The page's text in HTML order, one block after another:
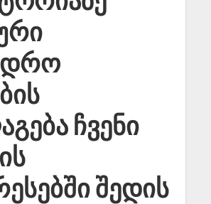
ჩვენი
შედის